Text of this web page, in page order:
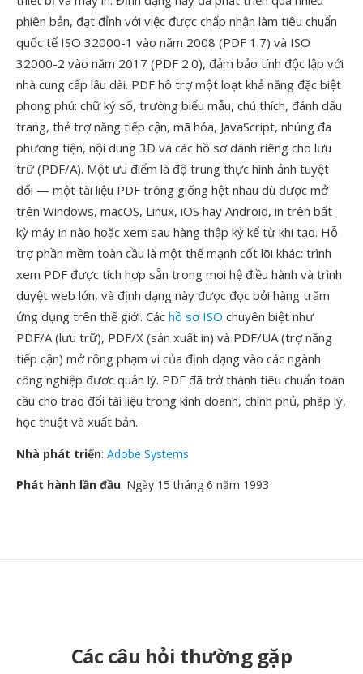
phiên bản, đạt đỉnh với việc được chấp nhận làm tiêu chuẩn
quốc tế ISO 32000-1 vào năm 2008 (PDF 1.7) và ISO
32000-2 vào năm 2017 (PDF 2.0), đảm bảo tính độc lập với
nhà cung cấp lâu dài. PDF hỗ trợ một loạt khả năng đặc biệt
phong phú: chữ ký số, trường biểu mẫu, chú thích, đánh dấu
trang, thẻ trợ năng tiếp cận, mã hóa, JavaScript, nhúng đa
phương tiện, nội dung 3D và các hồ sơ dành riêng cho lưu
trữ (PDF/A). Một ưu điểm là độ trung thực hình ảnh tuyệt
đối — một tài liệu PDF trông giống hệt nhau dù được mở
trên Windows, macOS, Linux, iOS hay Android, in trên bất
kỳ máy in nào hoặc xem sau hàng thập kỷ kể từ khi tạo. Hỗ
trợ phần mềm toàn cầu là một thế mạnh cốt lõi khác: trình
xem PDF được tích hợp sẵn trong mọi hệ điều hành và trình
duyệt web lớn, và định dạng này được đọc bởi hàng trăm
ứng dụng trên thế giới. Các hồ sơ ISO chuyên biệt như
PDF/A (lưu trữ), PDF/X (sản xuất in) và PDF/UA (trợ năng
tiếp cận) mở rộng phạm vi của định dạng vào các ngành
công nghiệp được quản lý. PDF đã trở thành tiêu chuẩn toàn
cầu cho trao đổi tài liệu trong kinh doanh, chính phủ, pháp lý,
học thuật và xuất bản.
Nhà phát triển: Adobe Systems
Phát hành lần đầu: Ngày 15 tháng 6 năm 1993
Các câu hỏi thường gặp